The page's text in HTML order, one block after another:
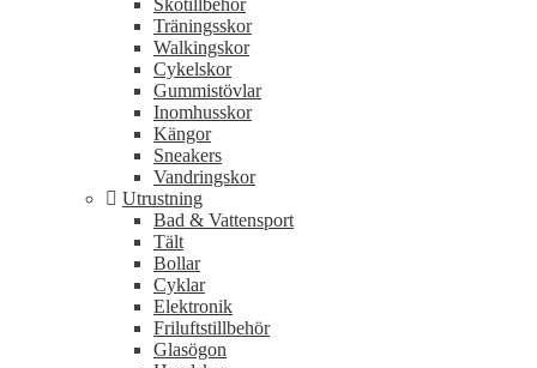
Skotillbehör
Träningsskor
Walkingskor
Cykelskor
Gummistövlar
Inomhusskor
Kängor
Sneakers
Vandringskor
Utrustning
Bad & Vattensport
Tält
Bollar
Cyklar
Elektronik
Friluftstillbehör
Glasögon